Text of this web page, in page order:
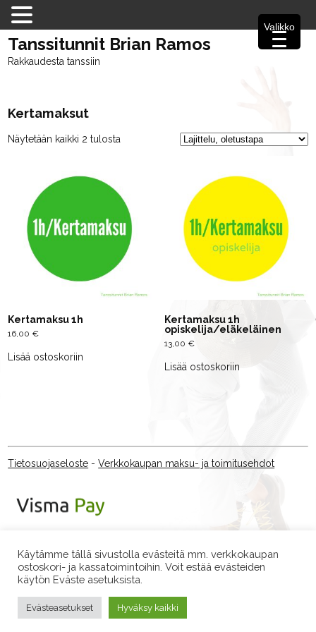
Tanssitunnit Brian Ramos
Rakkaudesta tanssiin
Kertamaksut
Näytetään kaikki 2 tulosta
Kertamaksu 1h
16,00 €
Lisää ostoskoriin
Kertamaksu 1h
opiskelija/eläkeläinen
13,00 €
Lisää ostoskoriin
Tietosuojaseloste -Verkkokaupan maksu- ja toimitusehdot
Käytämme tällä sivustolla evästeitä mm. verkkokaupan
ostoskori- ja kassatoimintoihin. Voit estää evästeiden
käytön Eväste asetuksista.
Evästeasetukset Hyväksy kaikki
Valikko